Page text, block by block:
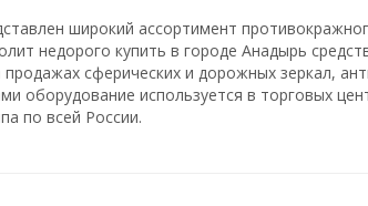
широкий ассортимент
недорого купить в городе Анадырь
сферических и дорожных зеркал,
оборудование используется в торговых
по всей России.